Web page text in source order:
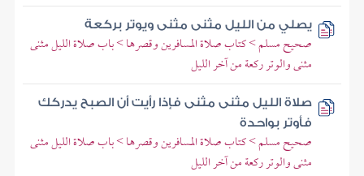
يصلي من الليل مثنى مثنى ويوتر بركعة
صحيح مسلم > كتاب صلاة المسافرين وقصرها > باب صلاة الليل مثنى
مثنى والوتر ركعة من آخر الليل
صلاة الليل مثنى مثنى فإذا رأيت أن الصبح يدركك
فأوتر بواحدة
صحيح مسلم > كتاب صلاة المسافرين وقصرها > باب صلاة الليل مثنى
مثنى والوتر ركعة من آخر الليل